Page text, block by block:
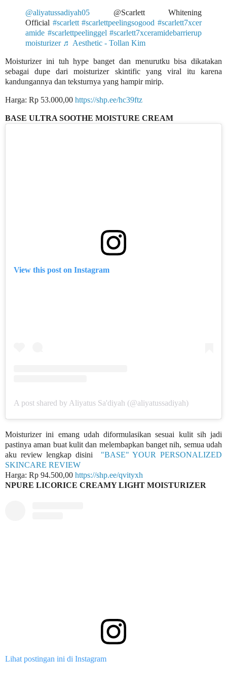
@aliyatussadiyah05 @Scarlett Whitening
Official #scarlett #scarlettpeelingsogood #scarlett7xcer
amide #scarlettpeelinggel #scarlett7xceramidebarrierup
moisturizer ♬ Aesthetic - Tollan Kim
Moisturizer ini tuh hype banget dan menurutku bisa dikatakan
sebagai dupe dari moisturizer skintific yang viral itu karena
kandungannya dan teksturnya yang hampir mirip.
Harga: Rp 53.000,00 https://shp.ee/hc39ftz
BASE ULTRA SOOTHE MOISTURE CREAM
View this post on Instagram
A post shared by Aliyatus Sa'diyah (@aliyatussadiyah)
Moisturizer ini emang udah diformulasikan sesuai kulit sih jadi
pastinya aman buat kulit dan melembapkan banget nih, semua udah
aku review lengkap disini "BASE" YOUR PERSONALIZED
SKINCARE REVIEW
Harga: Rp 94.500,00 https://shp.ee/qvityxh
NPURE LICORICE CREAMY LIGHT MOISTURIZER
Lihat postingan ini di Instagram